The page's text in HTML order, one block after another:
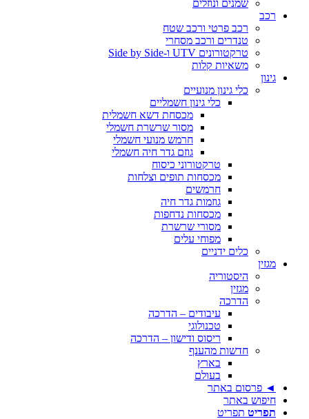
שמנים ונוזלים
רכב
רכב פרטי ורכב שטח
טנדרים ורכב מסחרי
טרקטורונים UTV ו-Side by Side
משאיות קלות
גינון
כלי גינון מנועיים
כלי גינון חשמליים
מכסחת דשא חשמלית
מסור שרשרת חשמלי
חרמש מנועי חשמלי
גוזם גדר חיה חשמלי
טרקטורוני כיסוח
מכסחות תופים וצלחות
חרמשים
גוזמות גדר חיה
מכסחות נדחפות
מסורי שרשרת
מפוחי עלים
כלים ידניים
מגזין
היסטוריה
מגזין
הדרכה
עיבודים – הדרכה
טכנולוגי
ריסוס ודישון – הדרכה
חדשות מהענף
בארץ
בעולם
◄ פרסום באתר
חיפוש באתר
תפריט תפריט